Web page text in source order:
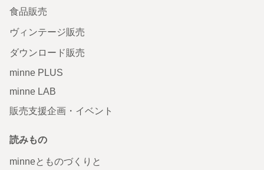
食品販売
ヴィンテージ販売
ダウンロード販売
minne PLUS
minne LAB
販売支援企画・イベント
読みもの
minneとものづくりと